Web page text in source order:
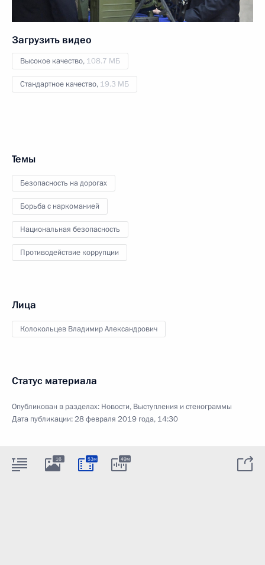
Загрузить видео
Высокое качество, 108.7 МБ
Стандартное качество, 19.3 МБ
Темы
Безопасность на дорогах
Борьба с наркоманией
Национальная безопасность
Противодействие коррупции
Лица
Колокольцев Владимир Александрович
Статус материала
Опубликован в разделах: Новости, Выступления и стенограммы
Дата публикации:28 февраля 2019 года, 14:30
16 53м 49м